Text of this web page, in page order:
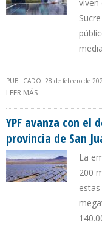
viven
PUBLICADO: 28 de febrero de
LEER MÁS
LOS ROQUES
YPF avanza con el
provincia de San
La
200